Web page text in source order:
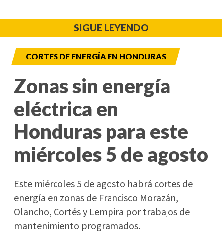
SIGUE LEYENDO
CORTES DE ENERGÍA EN HONDURAS
Zonas sin energía
eléctrica en
Honduras para este
miércoles 5 de agosto
Este miércoles 5 de agosto habrá cortes de
energía en zonas de Francisco Morazán,
Olancho, Cortés y Lempira por trabajos de
mantenimiento programados.